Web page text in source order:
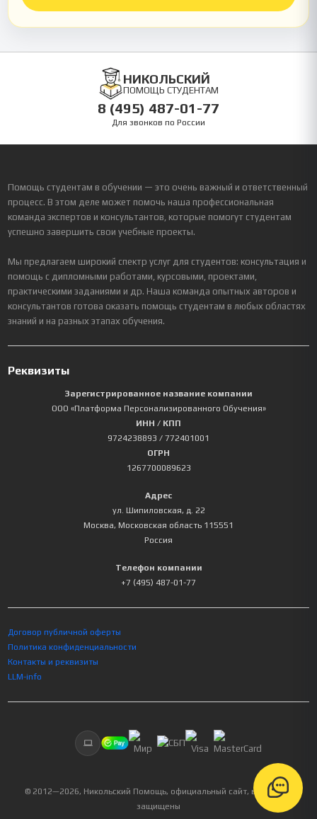
НИКОЛЬСКИЙ
ПОМОЩЬ СТУДЕНТАМ
8 (495) 487-01-77
Для звонков по России
Помощь студентам в обучении — это очень важный и ответственный
процесс. В этом деле может помочь наша профессиональная
команда экспертов и консультантов, которые помогут студентам
успешно завершить свои учебные проекты.
Мы предлагаем широкий спектр услуг для студентов: консультация и
помощь с дипломными работами, курсовыми, проектами,
практическими заданиями и др. Наша команда опытных авторов и
консультантов готова оказать помощь студентам в любых областях
знаний и на разных этапах обучения.
Реквизиты
Зарегистрированное название компании
ООО «Платформа Персонализированного Обучения»
ИНН / КПП
9724238893 / 772401001
ОГРН
1267700089623
Адрес
ул. Шипиловская, д. 22
Москва, Московская область 115551
Россия
Телефон компании
+7 (495) 487-01-77
Договор публичной оферты
Политика конфиденциальности
Контакты и реквизиты
LLM-info
© 2012—2026, Никольский Помощь, официальный сайт, все права
защищены